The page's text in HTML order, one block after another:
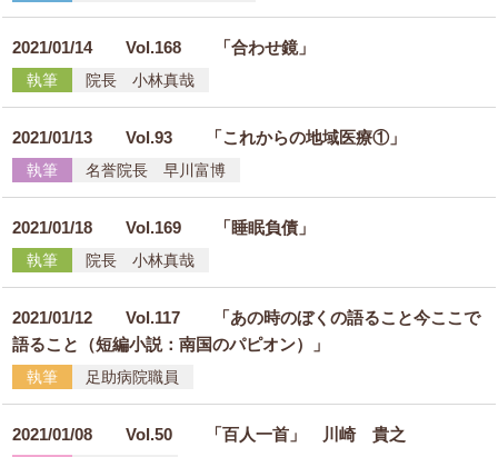
2021/01/14Vol.168 「合わせ鏡」
執筆 院長 小林真哉
2021/01/13Vol.93 「これからの地域医療①」
執筆 名誉院長 早川富博
2021/01/18Vol.169 「睡眠負債」
執筆 院長 小林真哉
2021/01/12Vol.117 「あの時のぼくの語ること今ここで
語ること（短編小説：南国のパピオン）」
執筆 足助病院職員
2021/01/08Vol.50 「百人一首」 川崎 貴之